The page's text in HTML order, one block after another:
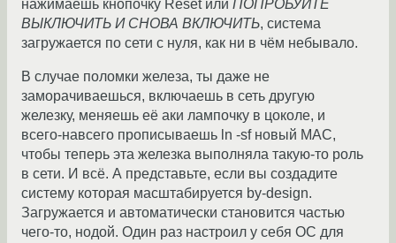
нажимаешь кнопочку Reset или ПОПРОБУЙТЕ
ВЫКЛЮЧИТЬ И СНОВА ВКЛЮЧИТЬ, система
загружается по сети с нуля, как ни в чём небывало.
В случае поломки железа, ты даже не
заморачиваешься, включаешь в сеть другую
железку, меняешь её аки лампочку в цоколе, и
всего-навсего прописываешь ln -sf новый MAC,
чтобы теперь эта железка выполняла такую-то роль
в сети. И всё. А представьте, если вы создадите
систему которая масштабируется by-design.
Загружается и автоматически становится частью
чего-то, нодой. Один раз настроил у себя ОС для